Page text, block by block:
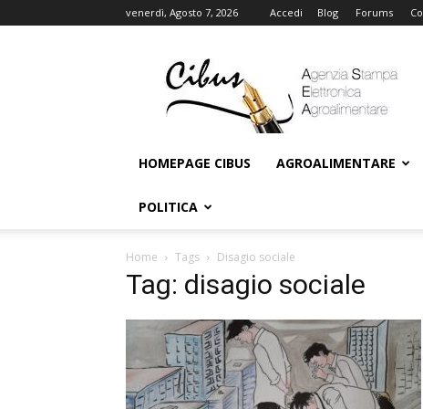
venerdì, Agosto 7, 2026 Accedi Blog Forums
Online
HOMEPAGE CIBUS AGROALIMENTARE
POLITICA
Home Tags Disagio sociale
Tag: disagio sociale